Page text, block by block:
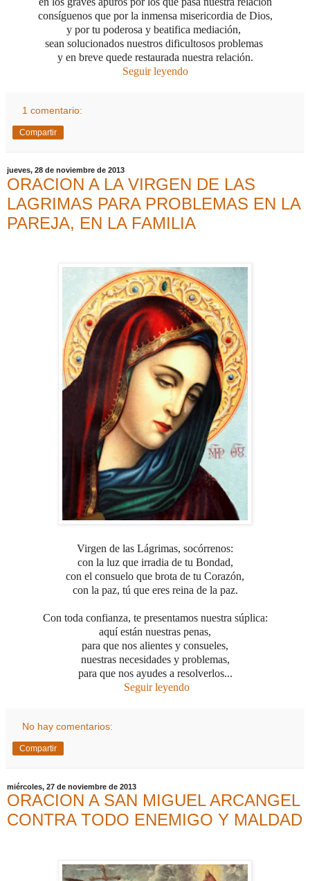
consíguenos que por la inmensa misericordia de Dios,
y por tu poderosa y beatifica mediación,
sean solucionados nuestros dificultosos problemas
y en breve quede restaurada nuestra relación.
Seguir leyendo
1 comentario:
Compartir
jueves, 28 de noviembre de 2013
ORACION A LA VIRGEN DE LAS
LAGRIMAS PARA PROBLEMAS EN LA
PAREJA, EN LA FAMILIA
Virgen de las Lágrimas, socórrenos:
con la luz que irradia de tu Bondad,
con el consuelo que brota de tu Corazón,
con la paz, tú que eres reina de la paz.
Con toda confianza, te presentamos nuestra súplica:
aquí están nuestras penas,
para que nos alientes y consueles,
nuestras necesidades y problemas,
para que nos ayudes a resolverlos...
Seguir leyendo
No hay comentarios:
Compartir
miércoles, 27 de noviembre de 2013
ORACION A SAN MIGUEL ARCANGEL
CONTRA TODO ENEMIGO Y MALDAD